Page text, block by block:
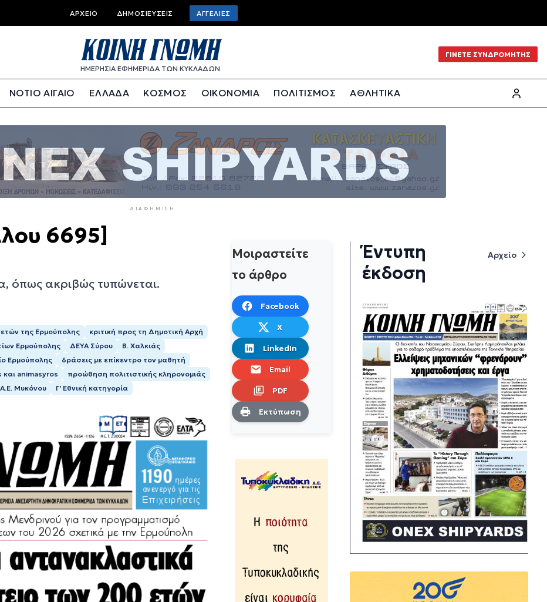
Top
bar
menu
ΑΡΧΕΊΟ ΔΗΜΟΣΙΕΎΣΕΙΣ ΑΓΓΕΛΊΕΣ
ΗΜΕΡΗΣΙΑ ΕΦΗΜΕΡΙΔΑ ΤΩΝ ΚΥΚΛΑΔΩΝ
ΓΙΝΕΤΕ ΣΥΝΔΡΟΜΗΤΗΣ
ΝΟΤΙΟ ΑΙΓΑΙΟ ΕΛΛΑΔΑ ΚΟΣΜΟΣ ΟΙΚΟΝΟΜΙΑ ΠΟΛΙΤΙΣΜΟΣ
ΑΘΛΗΤΙΚΑ
ΔΙΑΦΉΜΙΣΗ
6695]
όπως ακριβώς τυπώνεται.
της Ερμούπολης
κριτική προς τη Δημοτική Αρχή
Ερμούπολης ΔΕΥΑ Σύρου
Β. Χαλκιάς
Ερμούπολης
δράσεις με επίκεντρο τον μαθητή
και animasyros
προώθηση πολιτιστικής κληρονομιάς
Α.Ε. Μυκόνου Γ' Εθνική κατηγορία
Μοιραστείτε
το άρθρο
Facebook
X
LinkedIn
Email
PDF
Εκτύπωση
Έντυπη
έκδοση
Αρχείο